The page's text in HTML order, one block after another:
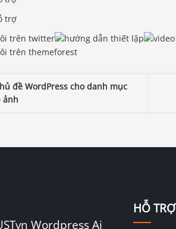
đề WordPress cho danh mục
ảnh
Wordpress Ai
HỖ TRỢ